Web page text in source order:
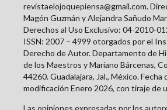
revistaelojoquepiensa@gmail.com.
Magón Guzmán y Alejandra Sañudo
Derechos al Uso Exclusivo: 04-2010-
ISSN: 2007 – 4999 otorgados por el
Derecho de Autor. Departamento de
de los Maestros y Mariano Bárcenas,
44260. Guadalajara, Jal., México. Fecha
modificación Enero 2026, con tiraje de
Las opiniones expresadas por los